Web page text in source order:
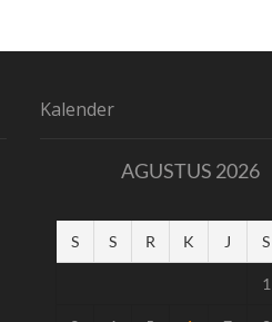
Kalender
AGUSTUS 2026
S S R K J S
1